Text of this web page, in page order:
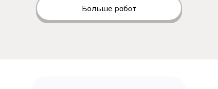
Больше работ